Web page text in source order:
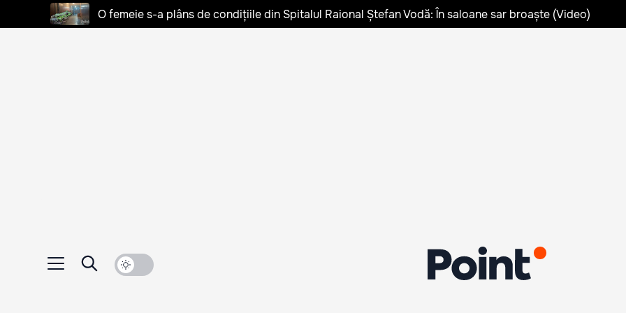
O femeie s-a plâns de condițiile din Spitalul Raional Ștefan Vodă: În saloane sar broaște (Video)